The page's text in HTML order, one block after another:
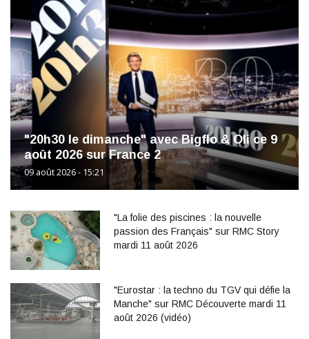
"20h30 le dimanche" avec Bigflo & Oli ce 9
août 2026 sur France 2
09 août 2026 - 15:21
"La folie des piscines : la nouvelle
passion des Français" sur RMC Story
mardi 11 août 2026
"Eurostar : la techno du TGV qui défie la
Manche" sur RMC Découverte mardi 11
août 2026 (vidéo)